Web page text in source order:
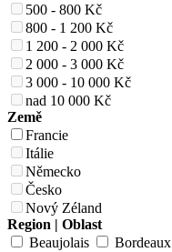
500 - 800 Kč
800 - 1 200 Kč
1 200 - 2 000 Kč
2 000 - 3 000 Kč
3 000 - 10 000 Kč
nad 10 000 Kč
Země
Francie
Itálie
Německo
Česko
Nový Zéland
Region | Oblast
Beaujolais
Bordeaux